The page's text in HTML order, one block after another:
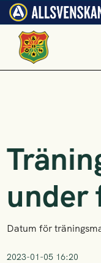
under
Datum för
2023-01-05 16:20